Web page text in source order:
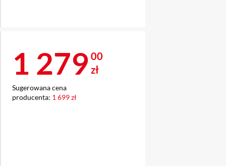
Cena 1 279 zł
1 279 00
zł
Sugerowana cena
producenta: 1 699 zł